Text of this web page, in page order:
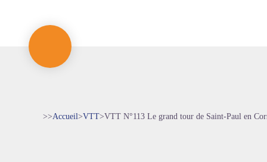
>>Accueil>VTT>VTT N°113 Le grand tour de Saint-Paul en